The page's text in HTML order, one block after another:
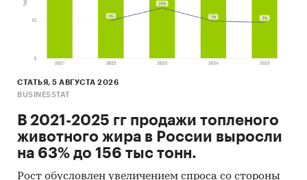
Источники:
числе Минэкономразвития, Минэнерго,
службы (ФНС), Федеральной службы по
тарифам (ФСТ), Федеральной таможенной
службы (ФТС), ОАО «РЖД» и пр.
СТАТЬЯ, 5 АВГУСТА 2026
BUSINESSTAT
В 2021-2025 гг продажи топленого
животного жира в России выросли
на 63% до 156 тыс тонн.
Рост обусловлен увеличением спроса со стороны